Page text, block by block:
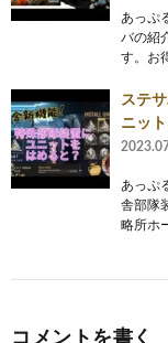
あっぷ
バの紹
す。お
ステ
ニッ
あっぷ
舎部隊
略所ホ
コメントを書く